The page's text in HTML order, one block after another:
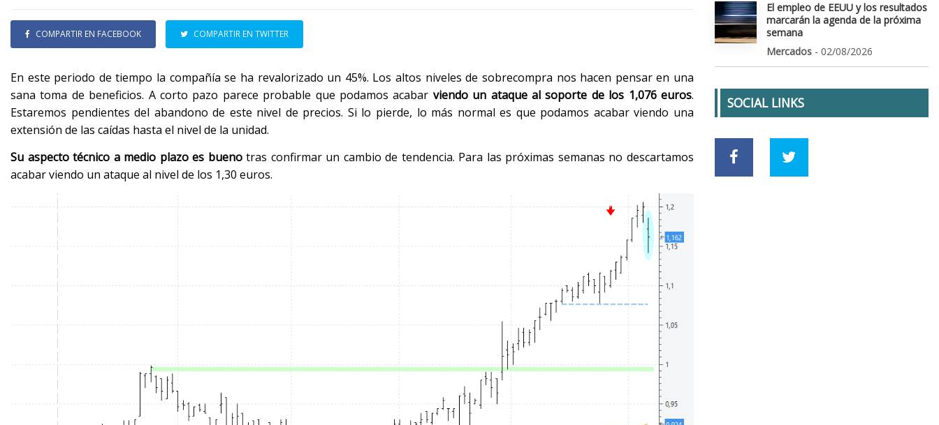
COMPARTIR EN FACEBOOK COMPARTIR EN TWITTER
En este periodo de tiempo la compañía se ha revalorizado un 45%. Los altos niveles de sobrecompra nos hacen pensar en una
sana toma de beneficios. A corto pazo parece probable que podamos acabar viendo un ataque al soporte de los 1,076 euros.
Estaremos pendientes del abandono de este nivel de precios. Si lo pierde, lo más normal es que podamos acabar viendo una
extensión de las caídas hasta el nivel de la unidad.
Su aspecto técnico a medio plazo es buenotras confirmar un cambio de tendencia. Para las próximas semanas no descartamos
acabar viendo un ataque al nivel de los 1,30 euros.
El empleo de EEUU y los resultados
marcarán la agenda de la próxima
semana
Mercados - 02/08/2026
SOCIAL LINKS